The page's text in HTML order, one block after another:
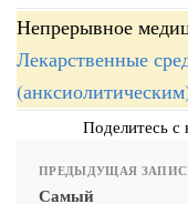
Непрерывное
Лекарственные
Поделитесь с
ПРЕДЫДУЩАЯ
Самый